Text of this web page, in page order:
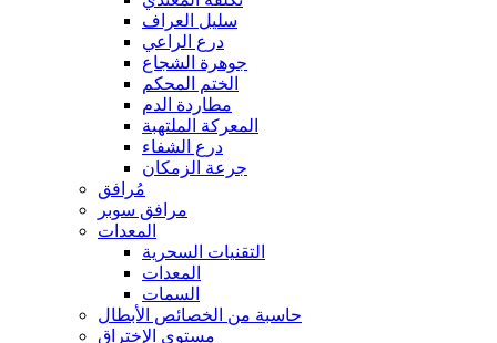
سليل العراف
درع الراعي
جوهرة الشجاع
الختم المحكم
مطاردة الدم
المعركة الملتهبة
درع الشفاء
جرعة الزمكان
مُرافق
مرافق سوبر
المعدات
التقنيات السحرية
المعدات
السمات
حاسبة من الخصائص الأبطال
مستوى الإختراق